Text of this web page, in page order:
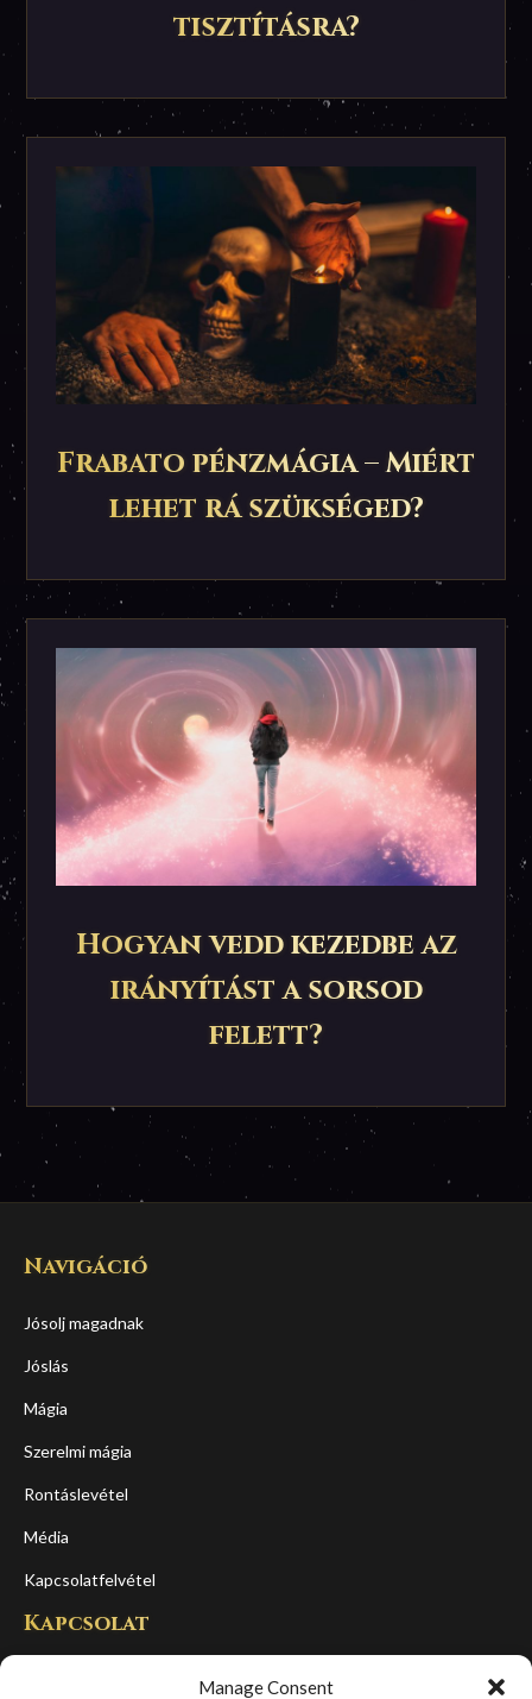
Manage Consent
tisztításra?
Frabato pénzmágia – Miért
lehet rá szükséged?
Hogyan vedd kezedbe az
irányítást a sorsod
felett?
Navigáció
Jósolj magadnak
Jóslás
Mágia
Szerelmi mágia
Rontáslevétel
Média
Kapcsolatfelvétel
Kapcsolat